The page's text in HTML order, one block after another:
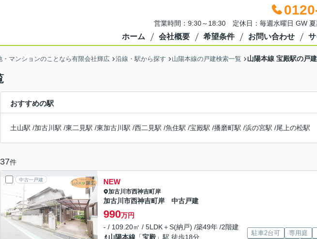
営業時間：9:30～18:30 定休日：毎週水曜日 GW
ホーム 会社概要 希望条件 お問い合わせ
マンションのことなら有限会社輝広 沿線・駅から探す 山陽本線の戸建検索一覧 山陽本線 宝殿駅の戸
おすすめの駅
土山駅 /加古川駅 /東二見駅 /東加古川駅 /西二見駅 /魚住駅 /宝殿駅 /播磨町駅 /浜の宮駅 /尾上の松駅
37件
中古一戸建 NEW
加古川市西神吉町岸
加古川市西神吉町岸 中古戸建
990万円
- / 109.20㎡ / 5LDK＋S(納戸) /築49年 /2階建
山陽本線 「宝殿 」駅 徒歩18分
駐車2台可 専用庭